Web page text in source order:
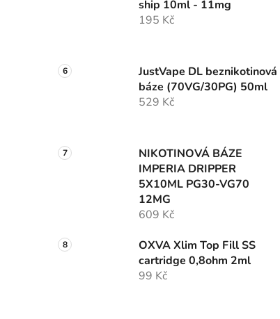
ship 10ml - 11mg
195 Kč
JustVape DL beznikotinová
báze (70VG/30PG) 50ml
529 Kč
NIKOTINOVÁ BÁZE
IMPERIA DRIPPER
5X10ML PG30-VG70
12MG
609 Kč
OXVA Xlim Top Fill SS
cartridge 0,8ohm 2ml
99 Kč